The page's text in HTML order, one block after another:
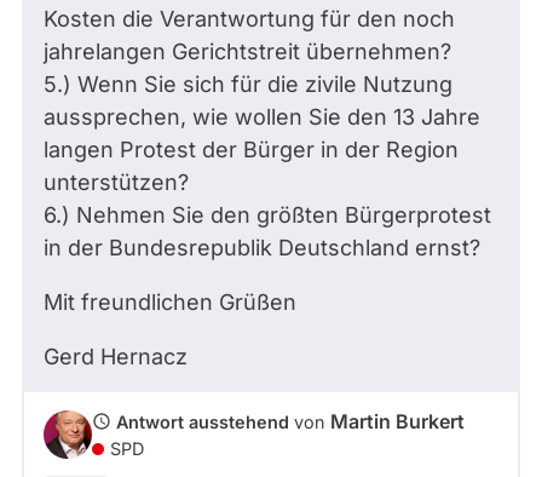
Kosten die Verantwortung für den noch
jahrelangen Gerichtstreit übernehmen?
5.) Wenn Sie sich für die zivile Nutzung
aussprechen, wie wollen Sie den 13 Jahre
langen Protest der Bürger in der Region
unterstützen?
6.) Nehmen Sie den größten Bürgerprotest
in der Bundesrepublik Deutschland ernst?
Mit freundlichen Grüßen
Gerd Hernacz
Antwort ausstehend von Martin Burkert
SPD